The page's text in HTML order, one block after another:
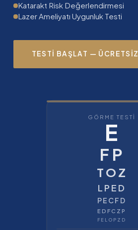
Katarakt Risk Değerlendirmesi
Lazer Ameliyatı Uygunluk Testi
TESTI BAŞLAT — ÜCRETSIZ
GÖRME TESTİ
E
F P
T O Z
L P E D
P E C F D
E D F C Z P
F E L O P Z D